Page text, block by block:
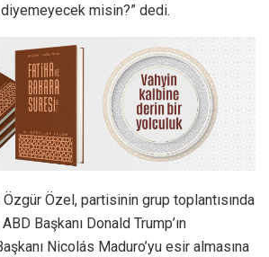
misin?” dedi.
Özgür Özel, partisinin grup toplantısında
Başkanı Donald Trump’ın
Nicolás Maduro’yu esir almasına